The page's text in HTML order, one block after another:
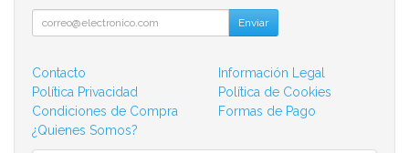
Enviar
Contacto
Información Legal
Política Privacidad
Política de Cookies
Condiciones de Compra
Formas de Pago
¿Quienes Somos?